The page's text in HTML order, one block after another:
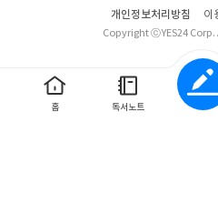
아이들이 흥미있어 할 바다속 용궁
에 녹아있는 사랑과 인내 등의 가치
에 대해 더 크게 느낄 수 있었다. 용기있고 단단한 내면을 가진 용뿌
기와 용뿌기와 만나는 동물친구들.
려진 그림들이 책에 더 몰입하고 마음
홈 독서노트
개인정보처리방침 이
Copyright ⓒYES24 Corp.